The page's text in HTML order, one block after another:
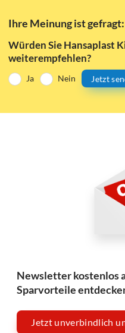
Ihre Meinung ist gefragt:
Würden Sie Hansaplast
weiterempfehlen?
Ja Nein Jetzt
Newsletter kostenlos
Sparvorteile
Jetzt unverbindlich